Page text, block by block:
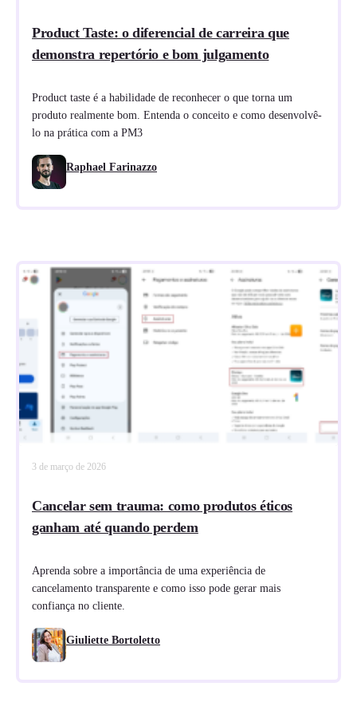
Product Taste: o diferencial de carreira que
demonstra repertório e bom julgamento
Product taste é a habilidade de reconhecer o que torna um
produto realmente bom. Entenda o conceito e como desenvolvê-
lo na prática com a PM3
Raphael Farinazzo
3 de março de 2026
Cancelar sem trauma: como produtos éticos
ganham até quando perdem
Aprenda sobre a importância de uma experiência de
cancelamento transparente e como isso pode gerar mais
confiança no cliente.
Giuliette Bortoletto